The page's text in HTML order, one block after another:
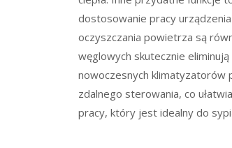
dostosowanie pracy
oczyszczania powietrza są
węglowych skutecznie
nowoczesnych klimatyzatorów
zdalnego sterowania, co
pracy, który jest idealny do